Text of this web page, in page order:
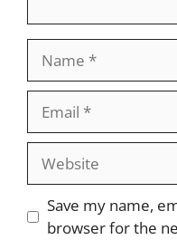
Website
Save my name,
browser for the